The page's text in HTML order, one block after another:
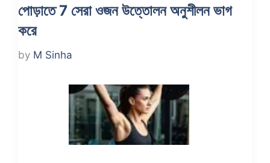
পোড়াতে 7 সেরা ওজন উত্তোলন অনুশীলন ভাগ
করে
by M Sinha